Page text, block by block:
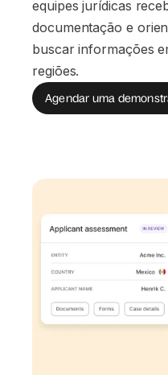
equipes jurídicas
documentação e
buscar informações
regiões.
Agendar uma